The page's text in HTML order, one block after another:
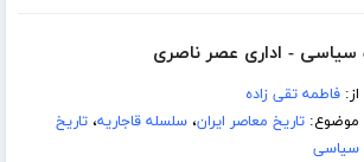
سیاسی - اداری عصر ناصری
از:فاطمه تقی زاده
موضوع:تاریخ معاصر ایران،سلسله قاجاریه،تاریخ
سیاسی